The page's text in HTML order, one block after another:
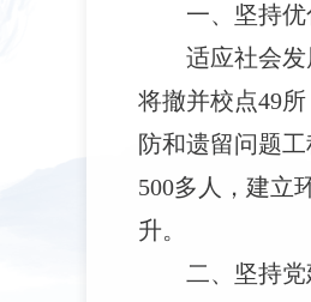
一、坚持
适应社会
将撤并校点49
防和遗留问题
500多人，建立
升。
二、坚持